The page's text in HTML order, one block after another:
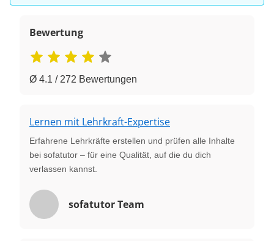
Bewertung
Ø 4.1 / 272 Bewertungen
Lernen mit Lehrkraft-Expertise
Erfahrene Lehrkräfte erstellen und prüfen alle Inhalte
bei sofatutor – für eine Qualität, auf die du dich
verlassen kannst.
sofatutor Team